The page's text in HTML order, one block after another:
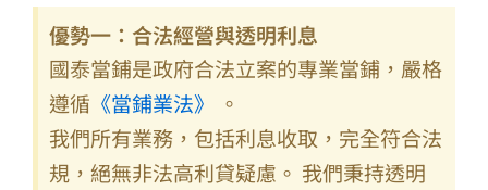
優勢一：合法經營與透明利息
國泰當鋪是政府合法立案的專業當鋪，嚴格
遵循 《當鋪業法》
。
我們所有業務，包括利息收取，完全符合法
規，絕無非法高利貸疑慮。 我們秉持透明